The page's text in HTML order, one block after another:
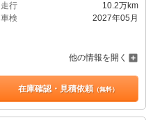
走行
10.2万km
車検
2027年05月
他の情報を開く
在庫確認・見積依頼（無料）